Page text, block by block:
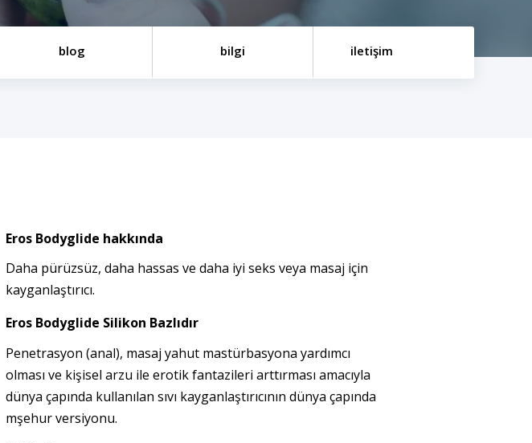
blog bilgi iletişim
Eros Bodyglide hakkında
Daha pürüzsüz, daha hassas ve daha iyi seks veya masaj için
kayganlaştırıcı.
Eros Bodyglide Silikon Bazlıdır
Penetrasyon (anal), masaj yahut mastürbasyona yardımcı
olması ve kişisel arzu ile erotik fantazileri arttırması amacıyla
dünya çapında kullanılan sıvı kayganlaştırıcının dünya çapında
mşehur versiyonu.